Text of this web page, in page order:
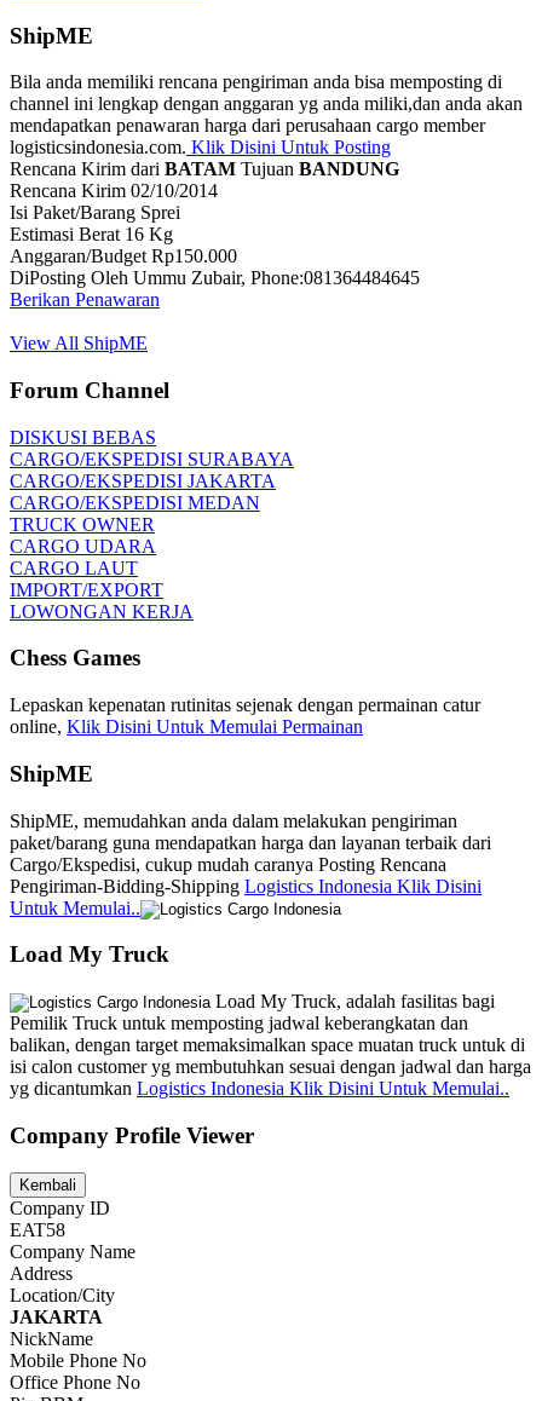
ShipME
Bila anda memiliki rencana pengiriman anda bisa memposting di
channel ini lengkap dengan anggaran yg anda miliki,dan anda akan
mendapatkan penawaran harga dari perusahaan cargo member
logisticsindonesia.com. Klik Disini Untuk Posting
Rencana Kirim dari BATAM Tujuan BANDUNG
Rencana Kirim 02/10/2014
Isi Paket/Barang Sprei
Estimasi Berat 16 Kg
Anggaran/Budget Rp150.000
DiPosting Oleh Ummu Zubair, Phone:081364484645
Berikan Penawaran
View All ShipME
Forum Channel
DISKUSI BEBAS
CARGO/EKSPEDISI SURABAYA
CARGO/EKSPEDISI JAKARTA
CARGO/EKSPEDISI MEDAN
TRUCK OWNER
CARGO UDARA
CARGO LAUT
IMPORT/EXPORT
LOWONGAN KERJA
Chess Games
Lepaskan kepenatan rutinitas sejenak dengan permainan catur
online, Klik Disini Untuk Memulai Permainan
ShipME
ShipME, memudahkan anda dalam melakukan pengiriman
paket/barang guna mendapatkan harga dan layanan terbaik dari
Cargo/Ekspedisi, cukup mudah caranya Posting Rencana
Pengiriman-Bidding-Shipping Logistics Indonesia Klik Disini
Untuk Memulai..
Load My Truck
Load My Truck, adalah fasilitas bagi
Pemilik Truck untuk memposting jadwal keberangkatan dan
balikan, dengan target memaksimalkan space muatan truck untuk di
isi calon customer yg membutuhkan sesuai dengan jadwal dan harga
yg dicantumkan Logistics Indonesia Klik Disini Untuk Memulai..
Company Profile Viewer
Company ID
EAT58
Company Name
Address
Location/City
JAKARTA
NickName
Mobile Phone No
Office Phone No